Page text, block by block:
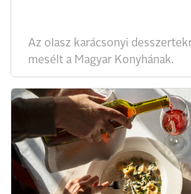
Az olasz karácsonyi
mesélt a Magyar Konyhának.